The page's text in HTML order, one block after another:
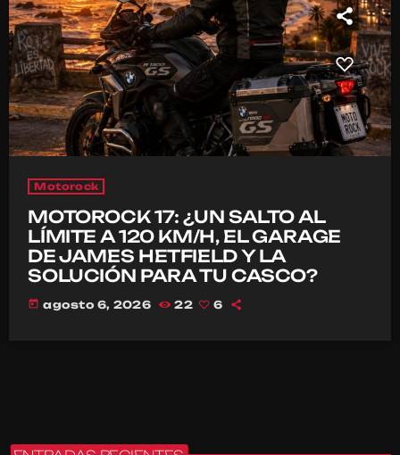
Motorock
MOTOROCK 17: ¿UN SALTO AL
LÍMITE A 120 KM/H, EL GARAGE
DE JAMES HETFIELD Y LA
SOLUCIÓN PARA TU CASCO?
today agosto 6, 2026 22 6